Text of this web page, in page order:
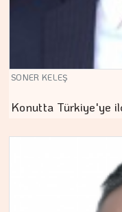
SONER KELEŞ
Konutta Türkiye'ye